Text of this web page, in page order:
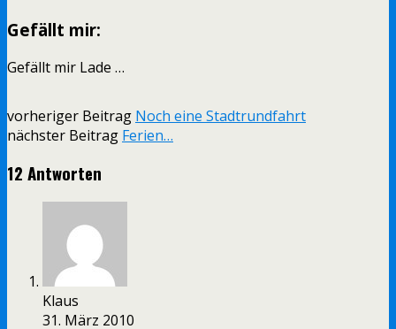
Gefällt mir:
Gefällt mir Lade …
vorheriger Beitrag Noch eine Stadtrundfahrt
nächster Beitrag Ferien…
12 Antworten
Klaus
31. März 2010